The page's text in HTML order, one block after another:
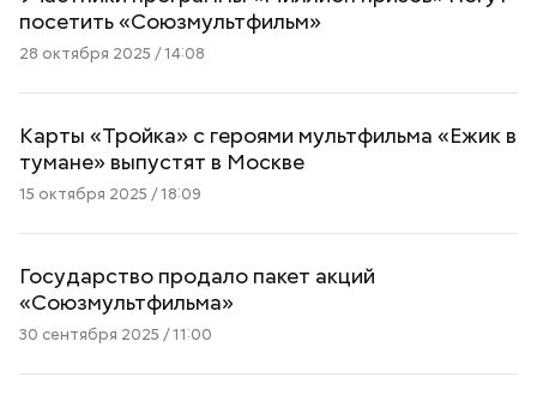
посетить «Союзмультфильм»
28 октября 2025 / 14:08
Карты «Тройка» с героями мультфильма «Ежик в
тумане» выпустят в Москве
15 октября 2025 / 18:09
Государство продало пакет акций
«Союзмультфильма»
30 сентября 2025 / 11:00